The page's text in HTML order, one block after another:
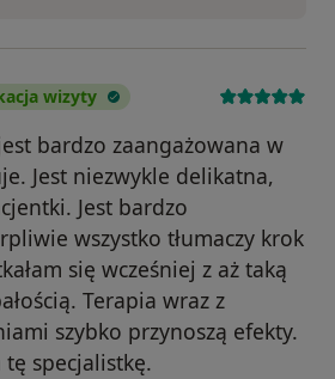
wizyty
bardzo zaangażowana w
Jest niezwykle delikatna,
Jest bardzo
wszystko tłumaczy krok
się wcześniej z aż taką
Terapia wraz z
szybko przynoszą efekty.
tę specjalistkę.